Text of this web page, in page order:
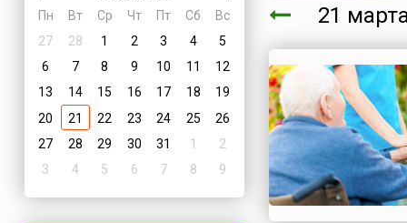
Пн
Вт Ср Чт Пт Сб
Вс
27
28 1 2 3 4
5
6
7 8 9 10 11
12
13
14 15 16 17 18
19
20
21 22 23 24 25
26
27
28 29 30 31 1
2
3
4 5 6 7 8 9
21